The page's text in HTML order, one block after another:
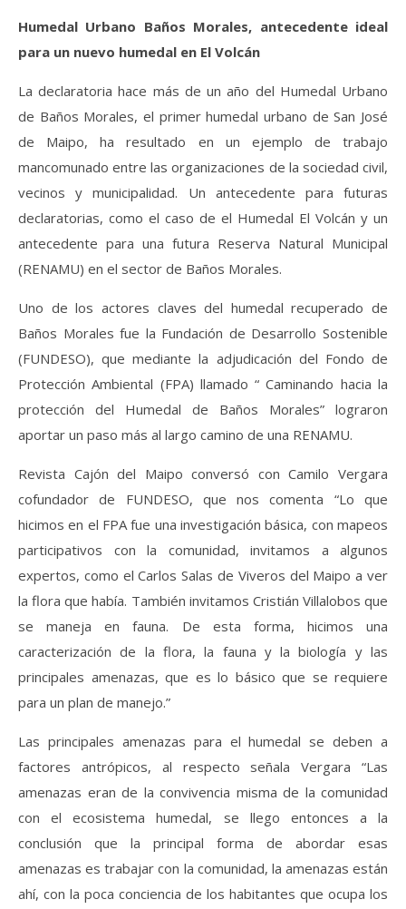
Humedal Urbano Baños Morales, antecedente ideal
para un nuevo humedal en El Volcán
La declaratoria hace más de un año del Humedal Urbano
de Baños Morales, el primer humedal urbano de San José
de Maipo, ha resultado en un ejemplo de trabajo
mancomunado entre las organizaciones de la sociedad civil,
vecinos y municipalidad. Un antecedente para futuras
declaratorias, como el caso de el Humedal El Volcán y un
antecedente para una futura Reserva Natural Municipal
(RENAMU) en el sector de Baños Morales.
Uno de los actores claves del humedal recuperado de
Baños Morales fue la Fundación de Desarrollo Sostenible
(FUNDESO), que mediante la adjudicación del Fondo de
Protección Ambiental (FPA) llamado “ Caminando hacia la
protección del Humedal de Baños Morales” lograron
aportar un paso más al largo camino de una RENAMU.
Revista Cajón del Maipo conversó con Camilo Vergara
cofundador de FUNDESO, que nos comenta “Lo que
hicimos en el FPA fue una investigación básica, con mapeos
participativos con la comunidad, invitamos a algunos
expertos, como el Carlos Salas de Viveros del Maipo a ver
la flora que había. También invitamos Cristián Villalobos que
se maneja en fauna. De esta forma, hicimos una
caracterización de la flora, la fauna y la biología y las
principales amenazas, que es lo básico que se requiere
para un plan de manejo.”
Las principales amenazas para el humedal se deben a
factores antrópicos, al respecto señala Vergara “Las
amenazas eran de la convivencia misma de la comunidad
con el ecosistema humedal, se llego entonces a la
conclusión que la principal forma de abordar esas
amenazas es trabajar con la comunidad, la amenazas están
ahí, con la poca conciencia de los habitantes que ocupa los